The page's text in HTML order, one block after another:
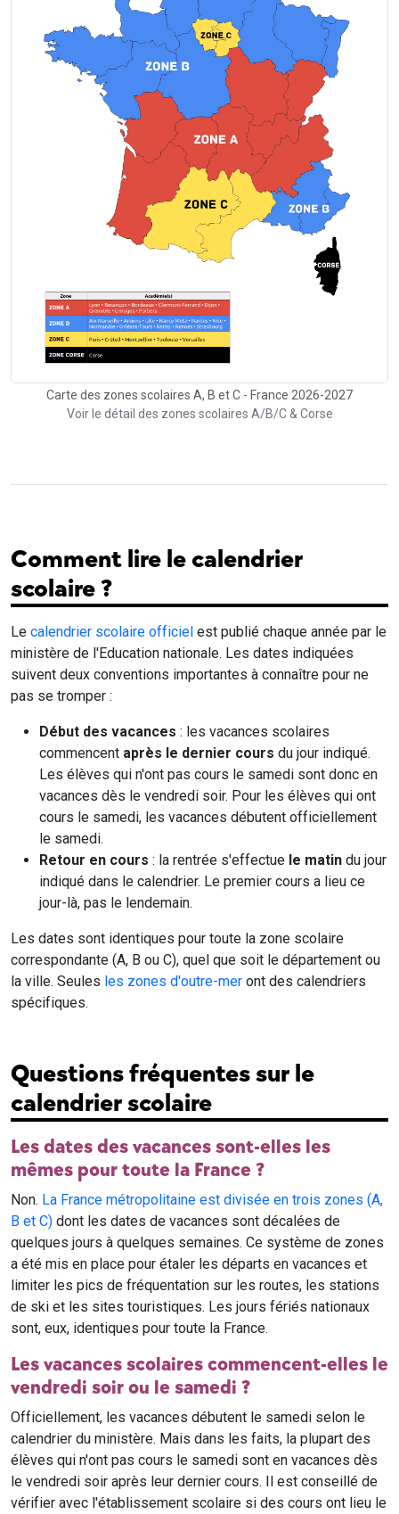
Carte des zones scolaires A, B et C - France 2026-2027
Voir le détail des zones scolaires A/B/C & Corse
Comment lire le calendrier
scolaire ?
Le calendrier scolaire officiel est publié chaque année par le
ministère de l'Education nationale. Les dates indiquées
suivent deux conventions importantes à connaître pour ne
pas se tromper :
Début des vacances : les vacances scolaires
commencent après le dernier cours du jour indiqué.
Les élèves qui n'ont pas cours le samedi sont donc en
vacances dès le vendredi soir. Pour les élèves qui ont
cours le samedi, les vacances débutent officiellement
le samedi.
Retour en cours : la rentrée s'effectue le matin du jour
indiqué dans le calendrier. Le premier cours a lieu ce
jour-là, pas le lendemain.
Les dates sont identiques pour toute la zone scolaire
correspondante (A, B ou C), quel que soit le département ou
la ville. Seules les zones d'outre-mer ont des calendriers
spécifiques.
Questions fréquentes sur le
calendrier scolaire
Les dates des vacances sont-elles les
mêmes pour toute la France ?
Non. La France métropolitaine est divisée en trois zones (A,
B et C) dont les dates de vacances sont décalées de
quelques jours à quelques semaines. Ce système de zones
a été mis en place pour étaler les départs en vacances et
limiter les pics de fréquentation sur les routes, les stations
de ski et les sites touristiques. Les jours fériés nationaux
sont, eux, identiques pour toute la France.
Les vacances scolaires commencent-elles le
vendredi soir ou le samedi ?
Officiellement, les vacances débutent le samedi selon le
calendrier du ministère. Mais dans les faits, la plupart des
élèves qui n'ont pas cours le samedi sont en vacances dès
le vendredi soir après leur dernier cours. Il est conseillé de
vérifier avec l'établissement scolaire si des cours ont lieu le